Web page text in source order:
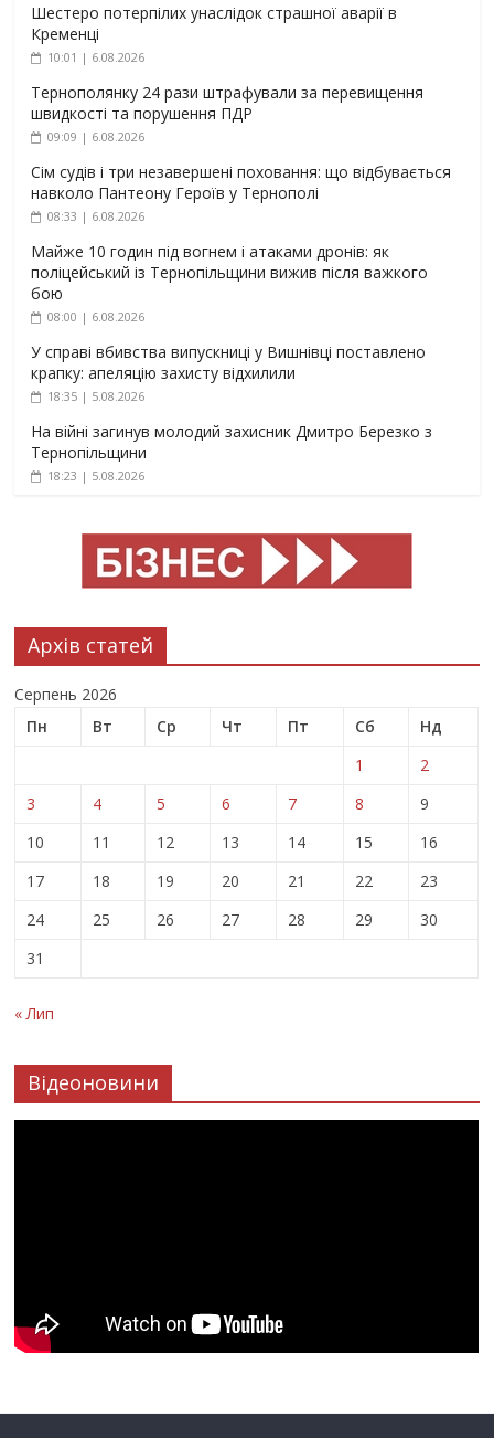
Шестеро потерпілих унаслідок страшної аварії в
Кременці
10:01 | 6.08.2026
Тернополянку 24 рази штрафували за перевищення
швидкості та порушення ПДР
09:09 | 6.08.2026
Сім судів і три незавершені поховання: що відбувається
навколо Пантеону Героїв у Тернополі
08:33 | 6.08.2026
Майже 10 годин під вогнем і атаками дронів: як
поліцейський із Тернопільщини вижив після важкого
бою
08:00 | 6.08.2026
У справі вбивства випускниці у Вишнівці поставлено
крапку: апеляцію захисту відхилили
18:35 | 5.08.2026
На війні загинув молодий захисник Дмитро Березко з
Тернопільщини
18:23 | 5.08.2026
Архів статей
Серпень 2026
Пн
Вт Ср Чт Пт Сб
Нд
1
2
3
4 5 6 7 8
9
10
11 12 13 14 15
16
17
18 19 20 21 22
23
24
25 26 27 28 29
30
31
« Лип
Відеоновини